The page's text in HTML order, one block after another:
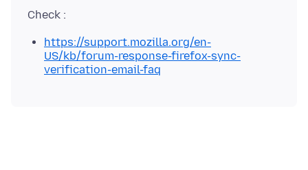
https://support.mozilla.org/en-
US/kb/forum-response-firefox-sync-
verification-email-faq